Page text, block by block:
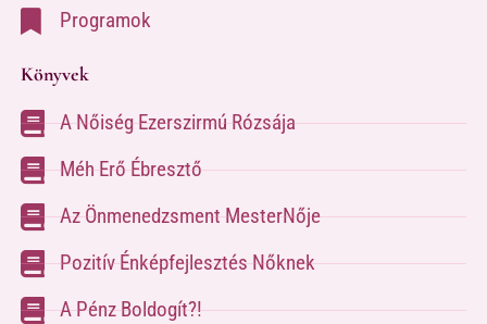
Programok
Könyvek
A Nőiség Ezerszirmú Rózsája
Méh Erő Ébresztő
Az Önmenedzsment MesterNője
Pozitív Énképfejlesztés Nőknek
A Pénz Boldogít?!